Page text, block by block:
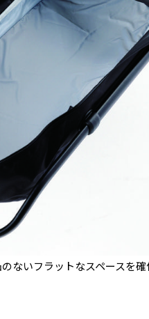
ないフラットなスペースを